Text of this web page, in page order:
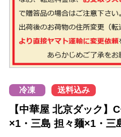
冷凍 送料込み
【中華屋 北京ダック】
×1・三島 担々麺×1・三